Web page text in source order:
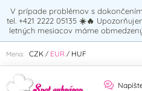
V prípade problémov s
tel. +421 2222 05135 ☀️🔥
letných mesiacov máme
Mena: CZK / EUR / HUF
Zadajte hľadaný výraz: